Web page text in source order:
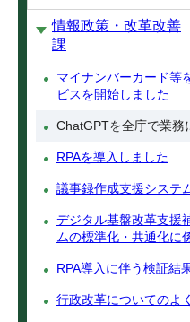
情報政策・改革改善
課
マイナンバーカード等
ビスを開始しました
ChatGPTを全庁で業務
RPAを導入しました
議事録作成支援システ
デジタル基盤改革支援
ムの標準化・共通化に
RPA導入に伴う検証結
行政改革についてのよ